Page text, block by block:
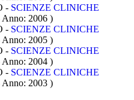
- SCIENZE CLINICHE
2006 )
- SCIENZE CLINICHE
2005 )
- SCIENZE CLINICHE
2004 )
- SCIENZE CLINICHE
2003 )